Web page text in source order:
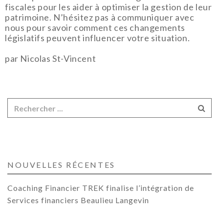
fiscales pour les aider à optimiser la gestion de leur
patrimoine. N’hésitez pas à communiquer avec
nous pour savoir comment ces changements
législatifs peuvent influencer votre situation.
par Nicolas St-Vincent
NOUVELLES RÉCENTES
Coaching Financier TREK finalise l’intégration de
Services financiers Beaulieu Langevin